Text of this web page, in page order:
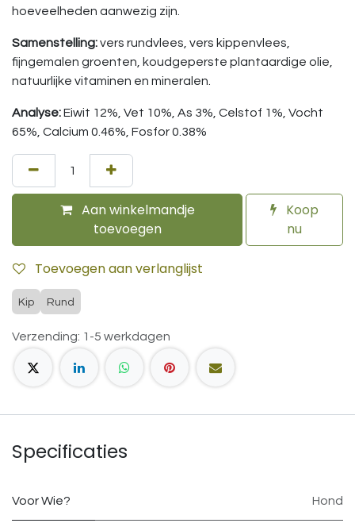
hoeveelheden aanwezig zijn.
Samenstelling:vers rundvlees, vers kippenvlees,
fijngemalen groenten, koudgeperste plantaardige olie,
natuurlijke vitaminen en mineralen.
Analyse:Eiwit 12%, Vet 10%, As 3%, Celstof 1%, Vocht
65%, Calcium 0.46%, Fosfor 0.38%
Aan winkelmandje
toevoegen
Koop
nu
Toevoegen aan verlanglijst
Kip Rund
Verzending: 1-5 werkdagen
Specificaties
Voor Wie? Hond